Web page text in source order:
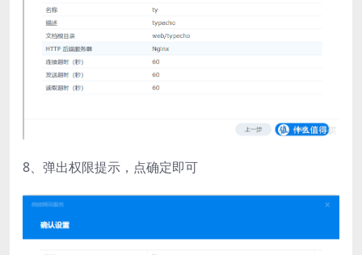
8、弹出权限提示，点确定即可